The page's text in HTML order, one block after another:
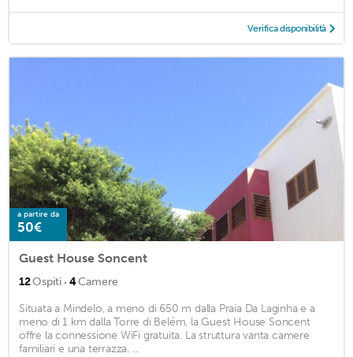
Verifica disponibilità
a partire da
50€
Guest House Soncent
12Ospiti · 4Camere
Situata a Mindelo, a meno di 650 m dalla Praia Da Laginha e a
meno di 1 km dalla Torre di Belém, la Guest House Soncent
offre la connessione WiFi gratuita. La struttura vanta camere
familiari e una terrazza. ...